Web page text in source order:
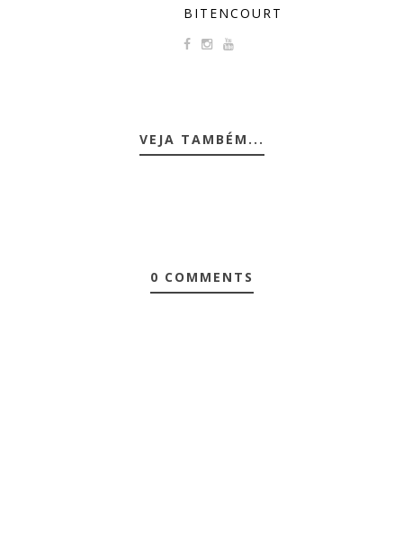
BITENCOURT
VEJA TAMBÉM...
0 COMMENTS